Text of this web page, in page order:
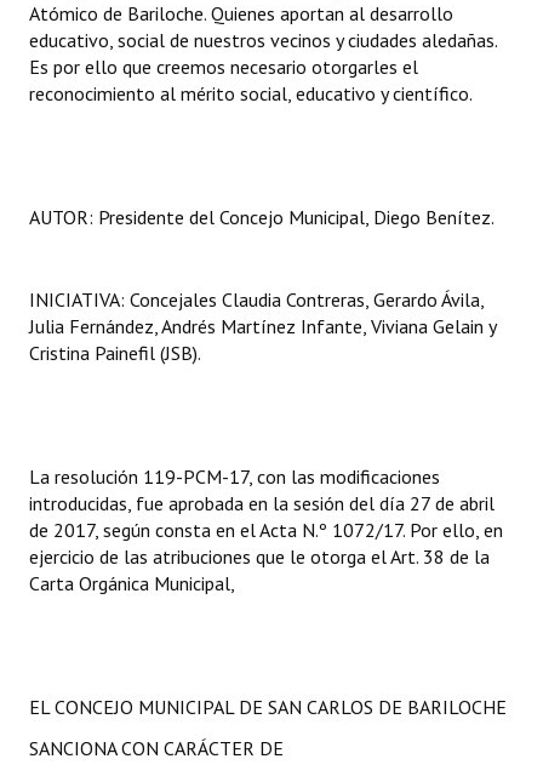
Atómico de Bariloche. Quienes aportan al desarrollo
educativo, social de nuestros vecinos y ciudades aledañas.
Es por ello que creemos necesario otorgarles el
reconocimiento al mérito social, educativo y científico.
AUTOR: Presidente del Concejo Municipal, Diego Benítez.
INICIATIVA: Concejales Claudia Contreras, Gerardo Ávila,
Julia Fernández, Andrés Martínez Infante, Viviana Gelain y
Cristina Painefil (JSB).
La resolución 119-PCM-17, con las modificaciones
introducidas, fue aprobada en la sesión del día 27 de abril
de 2017, según consta en el Acta N.º 1072/17. Por ello, en
ejercicio de las atribuciones que le otorga el Art. 38 de la
Carta Orgánica Municipal,
EL CONCEJO MUNICIPAL DE SAN CARLOS DE BARILOCHE
SANCIONA CON CARÁCTER DE